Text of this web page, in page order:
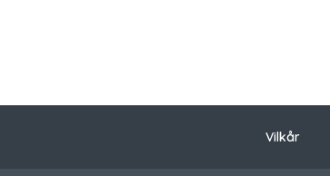
Vilkår